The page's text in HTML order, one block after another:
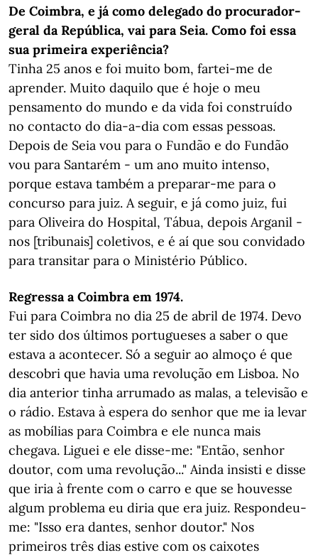
De Coimbra, e já como delegado do procurador-
geral da República, vai para Seia. Como foi essa
sua primeiraexperiência?
Tinha 25 anos e foi muito bom, fartei-me de
aprender. Muito daquilo que é hoje o meu
pensamento do mundo e da vida foi construído
no contacto do dia-a-dia com essas pessoas.
Depois de Seia vou para o Fundão e do Fundão
vou para Santarém - um ano muito intenso,
porque estava também a preparar-me para o
concurso para juiz. A seguir, e já como juiz, fui
para Oliveira do Hospital, Tábua, depois Arganil -
nos [tribunais] coletivos, e é aí que sou convidado
para transitar para o Ministério Público.
Regressa a Coimbra em 1974.
Fui para Coimbra no dia 25 de abril de 1974. Devo
ter sido dos últimos portugueses a saber o que
estava a acontecer. Só a seguir ao almoço é que
descobri que havia uma revolução em Lisboa. No
dia anterior tinha arrumado as malas, a televisão e
o rádio. Estava à espera do senhor que me ia levar
as mobílias para Coimbra e ele nunca mais
chegava. Liguei e ele disse-me: "Então, senhor
doutor, com uma revolução..." Ainda insisti e disse
que iria à frente com o carro e que se houvesse
algum problema eu diria que era juiz. Respondeu-
me: "Isso era dantes, senhor doutor." Nos
primeiros três dias estive com os caixotes